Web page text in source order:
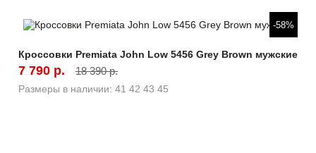
Быстрый просмотр -58%
Кроссовки Premiata John Low 5456 Grey Brown мужские
7 790 р. 18 390 р.
Размеры в наличии: 41 42 43 45